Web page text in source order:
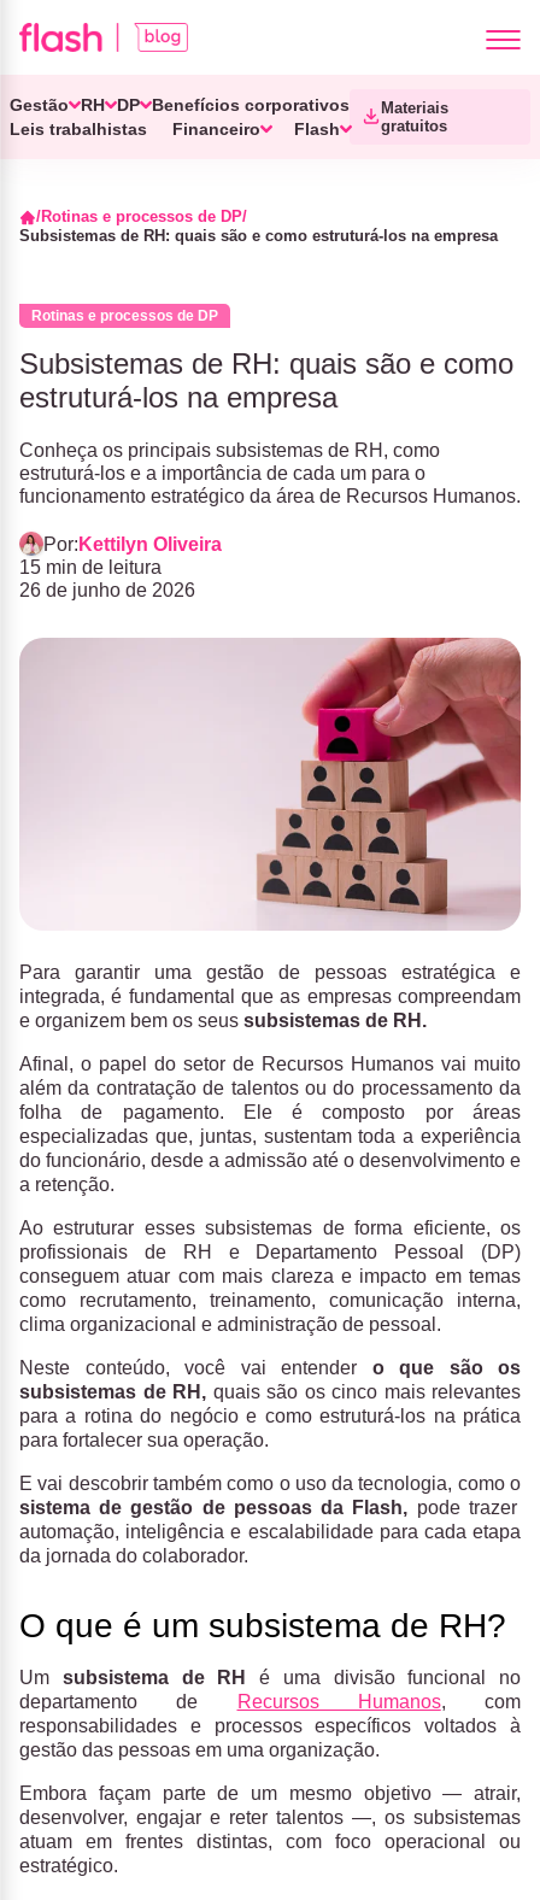
Gestão RH DP
Benefícios corporativos
Leis trabalhistas
Financeiro Flash
Materiais
gratuitos
Rotinas e processos de DP
Subsistemas de RH: quais são e como estruturá-los na empresa
Rotinas e processos de DP
Subsistemas de RH: quais são e como
estruturá-los na empresa
Conheça os principais subsistemas de RH, como
estruturá-los e a importância de cada um para o
funcionamento estratégico da área de Recursos Humanos.
Por: Kettilyn Oliveira
15 min de leitura
26 de junho de 2026
Para garantir uma gestão de pessoas estratégica e
integrada, é fundamental que as empresas compreendam
e organizem bem os seus subsistemas de RH.
Afinal, o papel do setor de Recursos Humanos vai muito
além da contratação de talentos ou do processamento da
folha de pagamento. Ele é composto por áreas
especializadas que, juntas, sustentam toda a experiência
do funcionário, desde a admissão até o desenvolvimento e
a retenção.
Ao estruturar esses subsistemas de forma eficiente, os
profissionais de RH e Departamento Pessoal (DP)
conseguem atuar com mais clareza e impacto em temas
como recrutamento, treinamento, comunicação interna,
clima organizacional e administração de pessoal.
Neste conteúdo, você vai entender o que são os
subsistemas de RH, quais são os cinco mais relevantes
para a rotina do negócio e como estruturá-los na prática
para fortalecer sua operação.
E vai descobrir também como o uso da tecnologia, como o
sistema de gestão de pessoas da Flash, pode trazer
automação, inteligência e escalabilidade para cada etapa
da jornada do colaborador.
O que é um subsistema de RH?
Um subsistema de RH
é uma divisão funcional no
departamento de
Recursos Humanos, com
responsabilidades e processos específicos voltados à
gestão das pessoas em uma organização.
Embora façam parte de um mesmo objetivo — atrair,
desenvolver, engajar e reter talentos —, os subsistemas
atuam em frentes distintas, com foco operacional ou
estratégico.